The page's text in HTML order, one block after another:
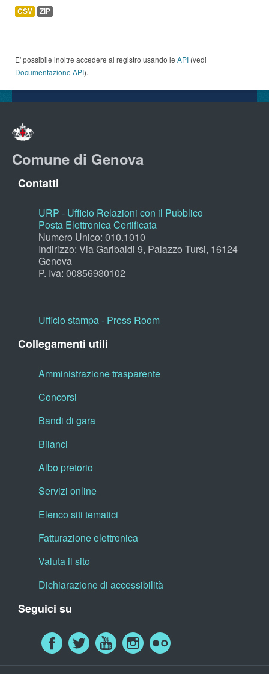
CSV ZIP
E' possibile inoltre accedere al registro usando le API (vedi
Documentazione API).
Comune di Genova
Contatti
URP - Ufficio Relazioni con il Pubblico
Posta Elettronica Certificata
Numero Unico: 010.1010
Indirizzo: Via Garibaldi 9, Palazzo Tursi, 16124
Genova
P. Iva: 00856930102
Ufficio stampa - Press Room
Collegamenti utili
Amministrazione trasparente
Concorsi
Bandi di gara
Bilanci
Albo pretorio
Servizi online
Elenco siti tematici
Fatturazione elettronica
Valuta il sito
Dichiarazione di accessibilità
Seguici su